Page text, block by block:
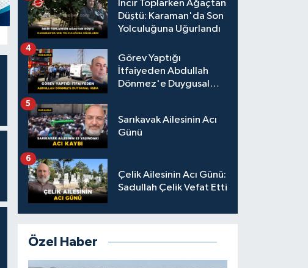
İncir Toplarken Ağaçtan
Düştü: Karaman'da Son
Yolculuğuna Uğurlandı
Görev Yaptığı
İtfaiyeden Abdullah
Dönmez'e Duygusal
4
Sarıkavak Ailesinin Acı
Günü
5
Çelik Ailesinin Acı Günü:
Sadullah Çelik Vefat Etti
6
Özel Haber